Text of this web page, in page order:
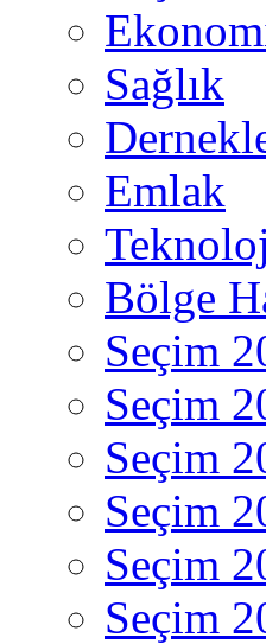
Sağlık
Emlak
Bölge
Seçim
Seçim
Seçim
Seçim
Seçim
Seçim